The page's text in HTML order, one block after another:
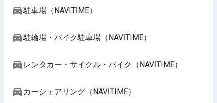
駐車場（NAVITIME）
駐輪場・バイク駐車場（NAVITIME）
レンタカー・サイクル・バイク（NAVITIME）
カーシェアリング（NAVITIME）